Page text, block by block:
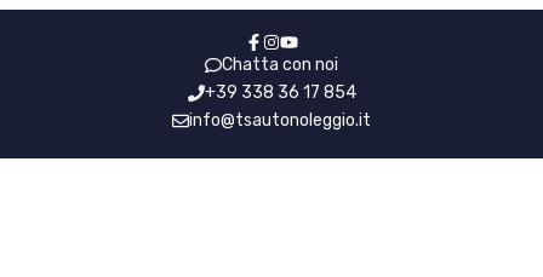
Chatta con noi
+39 338 36 17 854
info@tsautonoleggio.it